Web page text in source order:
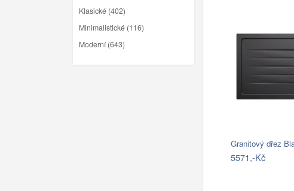
Klasické (402)
Minimalistické (116)
Moderní (643)
Granitový dřez
5571,-Kč